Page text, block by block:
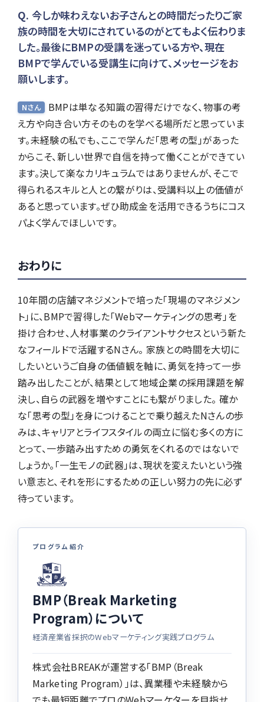
今しか味わえないお子さんとの時間だったりご家
族の時間を大切にされているのがとてもよく伝わりま
した。最後にBMPの受講を迷っている方や、現在
BMPで学んでいる受講生に向けて、メッセージをお
願いします。
Nさん
BMPは単なる知識の習得だけでなく、物事の考
え方や向き合い方そのものを学べる場所だと思っていま
す。未経験の私でも、ここで学んだ「思考の型」があった
からこそ、新しい世界で自信を持って働くことができてい
ます。決して楽なカリキュラムではありませんが、そこで
得られるスキルと人との繋がりは、受講料以上の価値が
あると思っています。ぜひ助成金を活用できるうちにコス
パよく学んでほしいです。
おわりに
10年間の店舗マネジメントで培った「現場のマネジメン
ト」に、BMPで習得した「Webマーケティングの思考」を
掛け合わせ、人材事業のクライアントサクセスという新た
なフィールドで活躍するNさん。 家族との時間を大切に
したいというご自身の価値観を軸に、勇気を持って一歩
踏み出したことが、結果として地域企業の採用課題を解
決し、自らの武器を増やすことにも繋がりました。 確か
な「思考の型」を身につけることで乗り越えたNさんの歩
みは、キャリアとライフスタイルの両立に悩む多くの方に
とって、一歩踏み出すための勇気をくれるのではないで
しょうか。「一生モノの武器」は、現状を変えたいという強
い意志と、それを形にするための正しい努力の先に必ず
待っています。
プログラム紹介
BMP（Break Marketing
Program）について
経済産業省採択のWebマーケティング実践プログラム
株式会社BREAKが運営する「BMP（Break
Marketing Program）」は、異業種や未経験から